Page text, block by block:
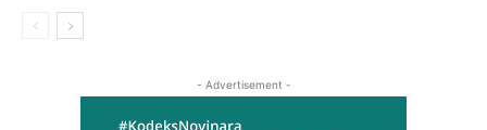
- Advertisement -